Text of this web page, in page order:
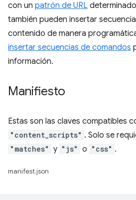
con un patrón de URL
también pueden insertar
contenido de manera
insertar secuencias de comandos
información.
Manifiesto
Estas son las claves compatibles
"content_scripts" . Solo se
"matches" y "js" o "css" .
manifest.json